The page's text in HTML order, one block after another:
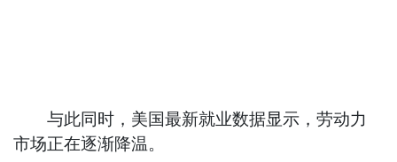
与此同时，美国最新就业数据显示，劳动力
市场正在逐渐降温。